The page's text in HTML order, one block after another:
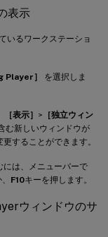
表示
るワークステーショ
Player］
を選択しま
［表示］ > ［独立ウィン
む新しいウィンドウが
することができます。
は、メニューバーで
F10キーを押します。
ウィンドウのサ